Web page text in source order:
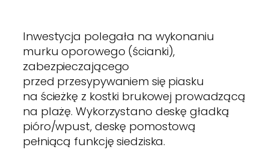
Inwestycja polegała na wykonaniu
murku oporowego (ścianki),
zabezpieczającego
przed przesypywaniem się piasku
na ścieżkę z kostki brukowej prowadzącą
na plażę. Wykorzystano deskę gładką
pióro/wpust, deskę pomostową
pełniącą funkcję siedziska.